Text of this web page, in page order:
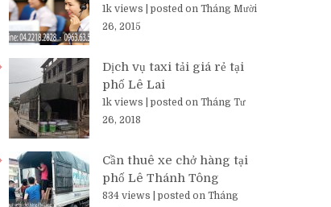
1k views
posted on Tháng Mười
26, 2015
Dịch vụ taxi tải giá rẻ tại
phố Lê Lai
1k views
posted on Tháng Tư
26, 2018
Cần thuê xe chở hàng tại
phố Lê Thánh Tông
834 views
posted on Tháng